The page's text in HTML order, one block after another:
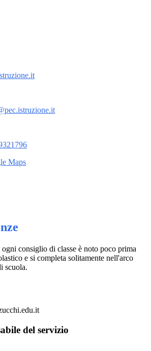
Maps
consiglio di classe è noto poco prima
e si completa solitamente nell'arco
scuola.
del servizio